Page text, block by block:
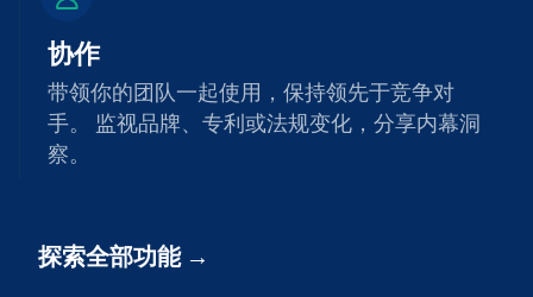
协作
带领你的团队一起使用，保持领先于竞争对
手。 监视品牌、专利或法规变化，分享内幕洞
察。
探索全部功能